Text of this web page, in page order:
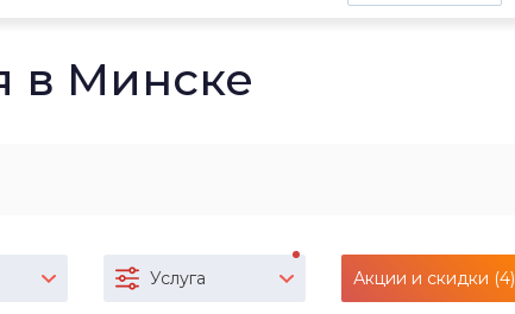
в Минске
Услуга Акции и скидки (4)